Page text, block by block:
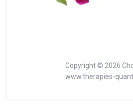
Copyright © 2026
www.therapies-